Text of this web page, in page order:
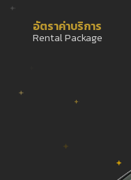
อัตราค่าบริการ
Rental Package